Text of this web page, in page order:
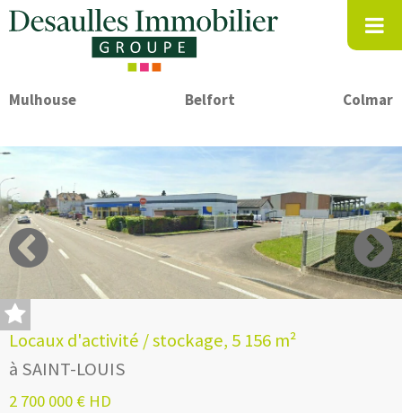
Mulhouse Belfort Colmar
Locaux d'activité / stockage, 5 156 m²
à SAINT-LOUIS
2 700 000 € HD